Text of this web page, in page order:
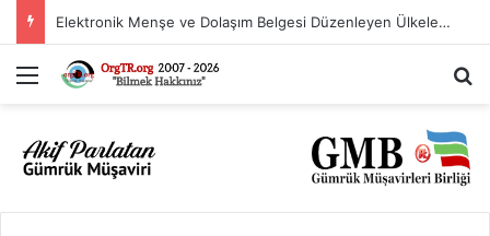
Elektronik Menşe ve Dolaşım Belgesi Düzenleyen Ülkeler Listesi
Menü